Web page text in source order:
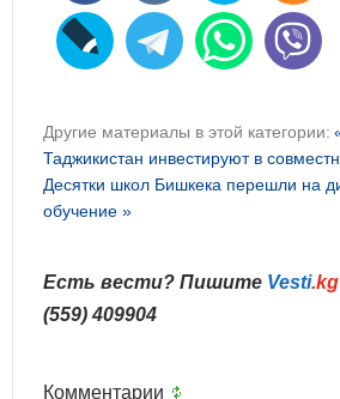
Другие материалы в этой категории:
Таджикистан инвестируют в
Десятки школ Бишкека перешли на
обучение »
Есть вести? Пишите Vesti.kg
(559) 409904
Комментарии